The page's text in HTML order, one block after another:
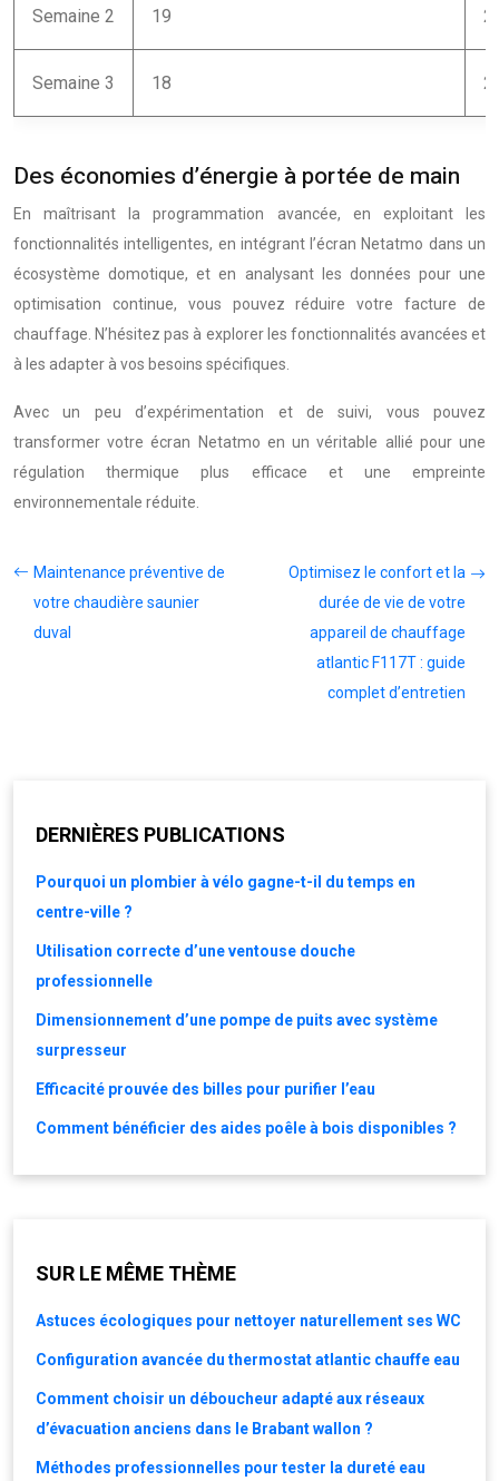
Semaine 2 19
Semaine 3 18
Des économies d’énergie à portée de main
En maîtrisant la programmation avancée, en exploitant les
fonctionnalités intelligentes, en intégrant l’écran Netatmo dans un
écosystème domotique, et en analysant les données pour une
optimisation continue, vous pouvez réduire votre facture de
chauffage. N’hésitez pas à explorer les fonctionnalités avancées et
à les adapter à vos besoins spécifiques.
Avec un peu d’expérimentation et de suivi, vous pouvez
transformer votre écran Netatmo en un véritable allié pour une
régulation thermique plus efficace et une empreinte
environnementale réduite.
Maintenance préventive de
votre chaudière saunier
duval
Optimisez le confort et la
durée de vie de votre
appareil de chauffage
atlantic F117T : guide
complet d’entretien
DERNIÈRES PUBLICATIONS
Pourquoi un plombier à vélo gagne-t-il du temps en
centre-ville ?
Utilisation correcte d’une ventouse douche
professionnelle
Dimensionnement d’une pompe de puits avec système
surpresseur
Efficacité prouvée des billes pour purifier l’eau
Comment bénéficier des aides poêle à bois disponibles ?
SUR LE MÊME THÈME
Astuces écologiques pour nettoyer naturellement ses WC
Configuration avancée du thermostat atlantic chauffe eau
Comment choisir un déboucheur adapté aux réseaux
d’évacuation anciens dans le Brabant wallon ?
Méthodes professionnelles pour tester la dureté eau